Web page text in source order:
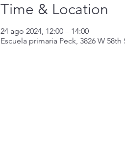
Time & Location
24 ago 2024, 12:00 – 14:00
Escuela primaria Peck, 3826 W 58th